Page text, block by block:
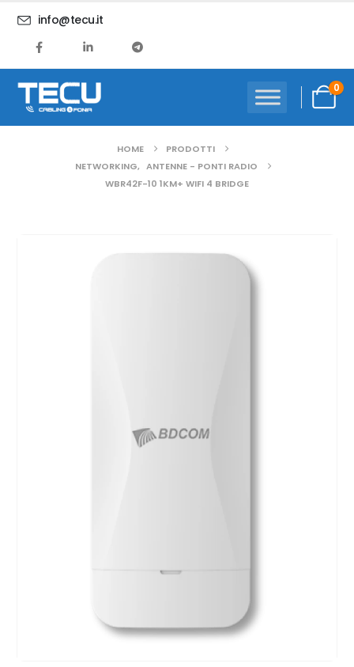
info@tecu.it
0
HOME
PRODOTTI
NETWORKING, ANTENNE - PONTI RADIO
WBR42F-10 1KM+ WIFI 4 BRIDGE